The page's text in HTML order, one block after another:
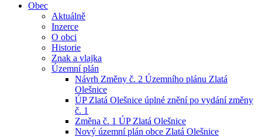
Obec
Aktuálně
Inzerce
O obci
Historie
Znak a vlajka
Územní plán
Návrh Změny č. 2 Územního plánu Zlatá
Olešnice
ÚP Zlatá Olešnice úplné znění po vydání změny
č. 1
Změna č. 1 ÚP Zlatá Olešnice
Nový územní plán obce Zlatá Olešnice